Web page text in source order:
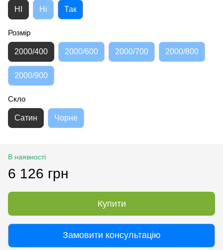
НІ Ні Так
Розмір
2000/400 2000/600 2000/700 2000/800
2000/900
Скло
Сатин Чорне
В наявності
6 126 грн
Купити
Замовити консультацію